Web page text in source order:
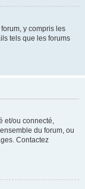
y compris les
tels que les forums
et/ou connecté,
du forum, ou
Contactez